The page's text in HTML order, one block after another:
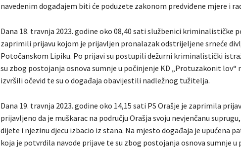
navedenim događajem biti će poduzete zakonom predviđene mjere i
Dana 18. travnja 2023. godine oko 08,40 sati službenici kriminalističke
zaprimili prijavu kojom je prijavljen pronalazak odstrijeljene srneće
Potočanskom Lipiku. Po prijavi su postupili dežurni kriminalistički
su zbog postojanja osnova sumnje u počinjenje KD „Protuzakonit lov“
izvršili očevid te su o događaja obavijestili nadležnog tužitelja.
Dana 19. travnja 2023. godine oko 14,15 sati PS Orašje je zaprimila
prijavljeno da je muškarac na području Orašja svoju nevjenčanu
dijete i njezinu djecu izbacio iz stana. Na mjesto događaja je upućena
koja je potvrdila navode prijave te su zbog postojanja osnova sumnje u